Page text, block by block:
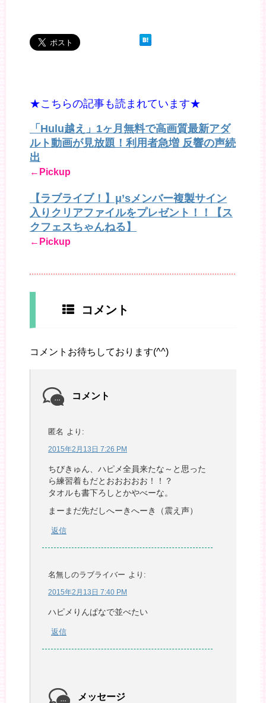
★こちらの記事も読まれています★
「Hulu越え」1ヶ月無料で高画質最新アダ
ルト動画が見放題！利用者急増 反響の声続
出
←Pickup
【ラブライブ！】μ’sメンバー複製サイン
入りクリアファイルをプレゼント！！【ス
クフェスちゃんねる】
←Pickup
コメント
コメントお待ちしております(^^)
コメント
匿名 より:
2015年2月13日 7:26 PM
ちびきゅん、ハピメ全員来たな～と思った
ら練習着もだとおおおおお！！？
タオルも書下ろしとかやべーな。
まーまだ先だしへーきへーき（震え声）
返信
名無しのラブライバー より:
2015年2月13日 7:40 PM
ハピメりんぱなで並べたい
返信
メッセージ